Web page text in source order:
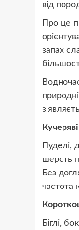
від
Про це
запах
Пуделі,
шерсть
Без
частота
Біглі,